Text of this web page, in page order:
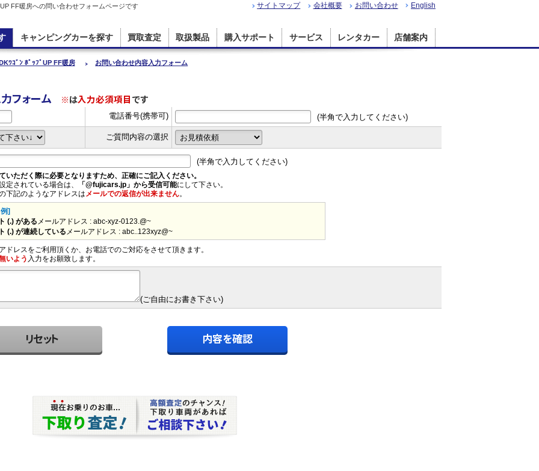
FF暖房への問い合わせフォームページです サイトマップ 会社概要 お問い合わせ English
キャンピングカーを探す 買取査定 取扱製品 購入サポート サービス レンタカー 店舗案内
ﾜｺﾞﾝ ﾎﾟｯﾌﾟUP FF暖房 お問い合わせ内容入力フォーム
フォーム ※は入力必須項目です
電話番号(携帯可) (半角で入力してください)
ご質問内容の選択
(半角で入力してください)
いただく際に必要となりますため、正確にご記入ください。
定されている場合は、
「@fujicars.jp」から受信可能にして下さい。
下記のようなアドレスは メールでの返信が出来ません。
]
(.) がある メールアドレス : abc-xyz-0123.@~
(.) が連続している メールアドレス : abc..123xyz@~
ドレスをご利用頂くか、お電話でのご対応をさせて頂きます。
いよう 入力をお願致します。
(ご自由にお書き下さい)